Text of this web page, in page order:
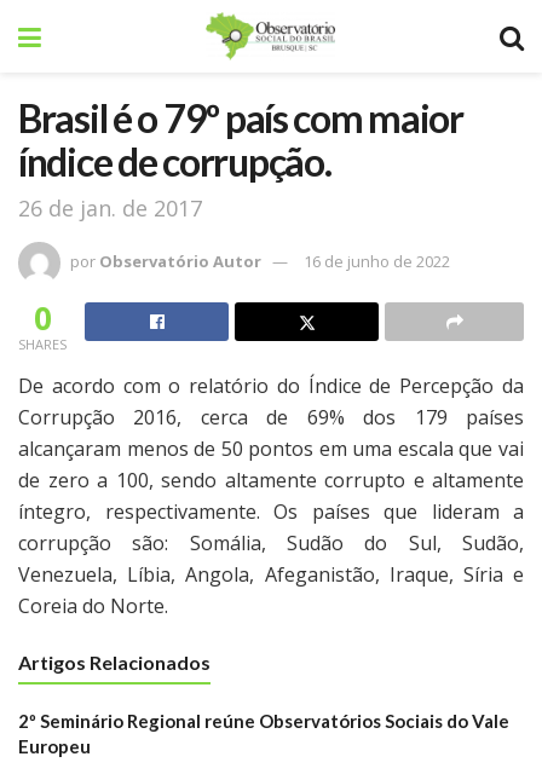
Brasil é o 79º país com maior
índice de corrupção.
26 de jan. de 2017
por Observatório Autor 16 de junho de 2022
0
SHARES
De acordo com o relatório do Índice de Percepção da
Corrupção 2016, cerca de 69% dos 179 países
alcançaram menos de 50 pontos em uma escala que vai
de zero a 100, sendo altamente corrupto e altamente
íntegro, respectivamente. Os países que lideram a
corrupção são: Somália, Sudão do Sul, Sudão,
Venezuela, Líbia, Angola, Afeganistão, Iraque, Síria e
Coreia do Norte.
Artigos Relacionados
2º Seminário Regional reúne Observatórios Sociais do Vale
Europeu